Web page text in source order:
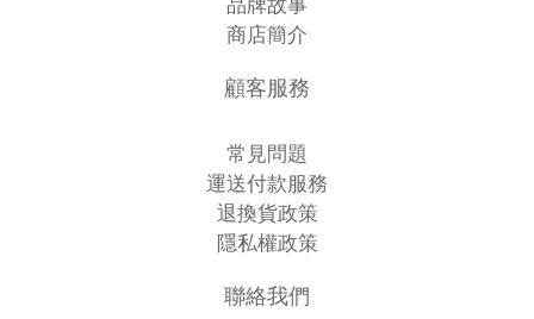
商店簡介
顧客服務
常見問題
運送付款服務
退換貨政策
隱私權政策
聯絡我們